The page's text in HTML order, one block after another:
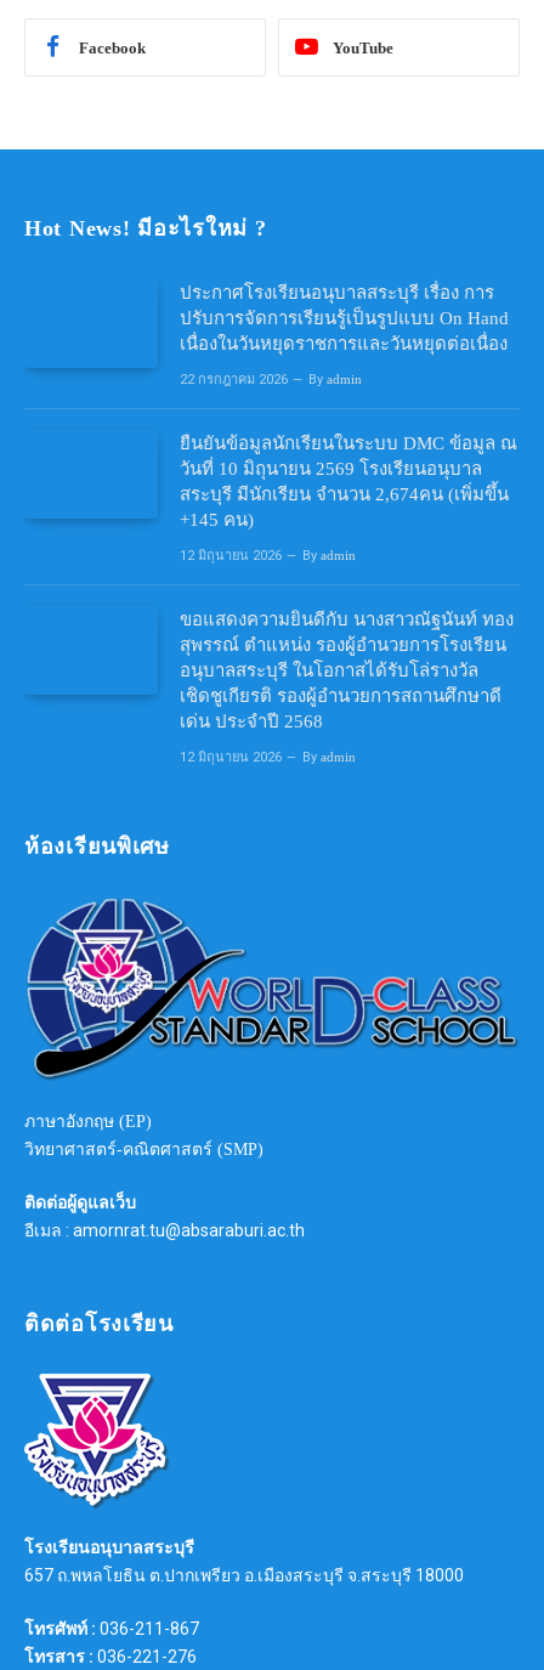
Facebook YouTube
Hot News! มีอะไรใหม่ ?
ประกาศโรงเรียนอนุบาลสระบุรี เรื่อง การ
ปรับการจัดการเรียนรู้เป็นรูปแบบ On Hand
เนื่องในวันหยุดราชการและวันหยุดต่อเนื่อง
22 กรกฎาคม 2026 By admin
ยืนยันข้อมูลนักเรียนในระบบ DMC ข้อมูล ณ
วันที่ 10 มิถุนายน 2569 โรงเรียนอนุบาล
สระบุรี มีนักเรียน จำนวน 2,674คน (เพิ่มขึ้น
+145 คน)
12 มิถุนายน 2026 By admin
ขอแสดงความยินดีกับ นางสาวณัฐนันท์ ทอง
สุพรรณ์ ตำแหน่ง รองผู้อำนวยการโรงเรียน
อนุบาลสระบุรี ในโอกาสได้รับโล่รางวัล
เชิดชูเกียรติ รองผู้อำนวยการสถานศึกษาดี
เด่น ประจำปี 2568
12 มิถุนายน 2026 By admin
ห้องเรียนพิเศษ
ภาษาอังกฤษ (EP)
วิทยาศาสตร์-คณิตศาสตร์ (SMP)
ติดต่อผู้ดูแลเว็บ
อีเมล : amornrat.tu@absaraburi.ac.th
ติดต่อโรงเรียน
โรงเรียนอนุบาลสระบุรี
657 ถ.พหลโยธิน ต.ปากเพรียว อ.เมืองสระบุรี จ.สระบุรี 18000
โทรศัพท์ : 036-211-867
โทรสาร : 036-221-276